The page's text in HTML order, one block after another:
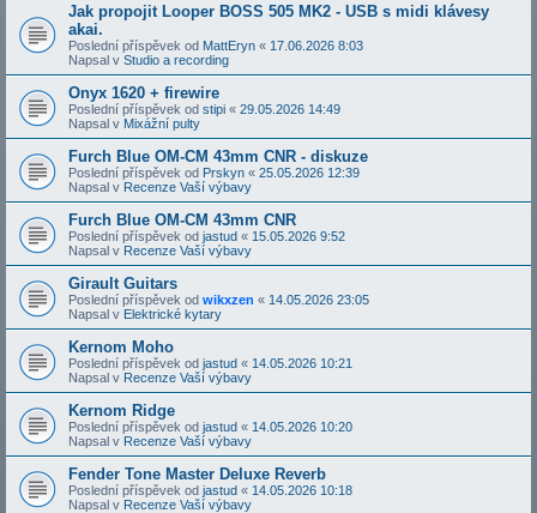
Jak propojit Looper BOSS 505 MK2 - USB s midi klávesy
akai.
Poslední příspěvek od MattEryn « 17.06.2026 8:03
Napsal v Studio a recording
Onyx 1620 + firewire
Poslední příspěvek od stipi « 29.05.2026 14:49
Napsal v Mixážní pulty
Furch Blue OM-CM 43mm CNR - diskuze
Poslední příspěvek od Prskyn « 25.05.2026 12:39
Napsal v Recenze Vaší výbavy
Furch Blue OM-CM 43mm CNR
Poslední příspěvek od jastud « 15.05.2026 9:52
Napsal v Recenze Vaší výbavy
Girault Guitars
Poslední příspěvek od wikxzen « 14.05.2026 23:05
Napsal v Elektrické kytary
Kernom Moho
Poslední příspěvek od jastud « 14.05.2026 10:21
Napsal v Recenze Vaší výbavy
Kernom Ridge
Poslední příspěvek od jastud « 14.05.2026 10:20
Napsal v Recenze Vaší výbavy
Fender Tone Master Deluxe Reverb
Poslední příspěvek od jastud « 14.05.2026 10:18
Napsal v Recenze Vaší výbavy